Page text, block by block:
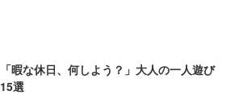
「暇な休日、何しよう？」大人の一人遊び
15選